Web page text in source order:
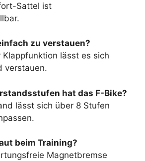
Sattel ist
zu verstauen?
lässt es sich
verstauen.
hat das F-Bike?
lässt sich über 8 Stufen
beim Training?
Magnetbremse